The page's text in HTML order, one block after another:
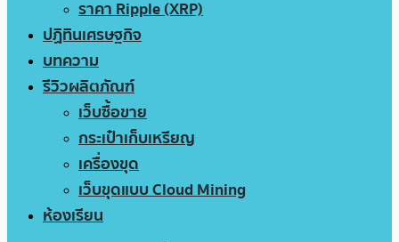
ราคา Ripple (XRP)
ปฏิทินเศรษฐกิจ
บทความ
รีวิวผลิตภัณฑ์
เว็บซื้อขาย
กระเป๋าเก็บเหรียญ
เครื่องขุด
เว็บขุดแบบ Cloud Mining
ห้องเรียน